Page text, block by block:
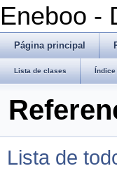
Eneboo -
Página principal
Lista de clases
Lista de